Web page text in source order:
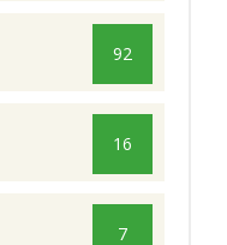
92
16
7